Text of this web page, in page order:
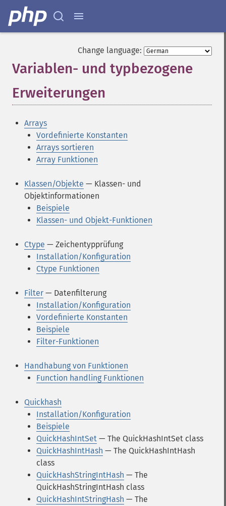
Change language:
Variablen- und typbezogene
Erweiterungen
Arrays
Vordefinierte Konstanten
Arrays sortieren
Array Funktionen
Klassen/Objekte — Klassen- und
Objektinformationen
Beispiele
Klassen- und Objekt-Funktionen
Ctype — Zeichentypprüfung
Installation/Konfiguration
Ctype Funktionen
Filter — Datenfilterung
Installation/Konfiguration
Vordefinierte Konstanten
Beispiele
Filter-Funktionen
Handhabung von Funktionen
Function handling Funktionen
Quickhash
Installation/Konfiguration
Beispiele
QuickHashIntSet — The QuickHashIntSet class
QuickHashIntHash — The QuickHashIntHash
class
QuickHashStringIntHash — The
QuickHashStringIntHash class
QuickHashIntStringHash — The